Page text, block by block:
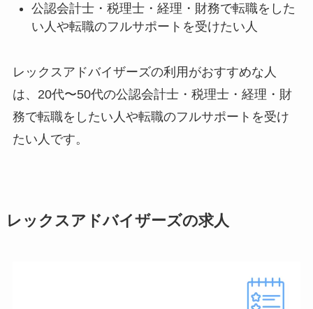
公認会計士・税理士・経理・財務で転職をした
い人や転職のフルサポートを受けたい人
レックスアドバイザーズの利用がおすすめな人
は、20代〜50代の公認会計士・税理士・経理・財
務で転職をしたい人や転職のフルサポートを受け
たい人です。
レックスアドバイザーズの求人